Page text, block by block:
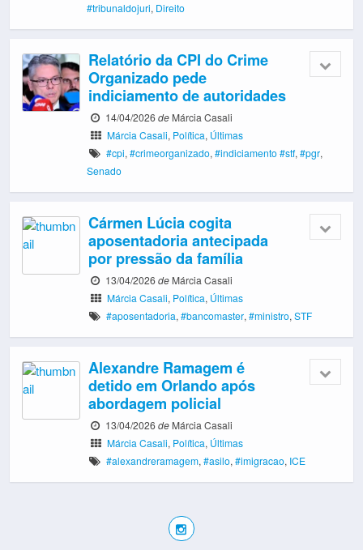
#tribunaldojuri, Direito
Relatório da CPI do Crime
Organizado pede
indiciamento de autoridades
14/04/2026de Márcia Casali
Márcia Casali, Política, Últimas
#cpi,#crimeorganizado,#indiciamento #stf,#pgr,
Senado
Cármen Lúcia cogita
aposentadoria antecipada
por pressão da família
13/04/2026de Márcia Casali
Márcia Casali, Política, Últimas
#aposentadoria,#bancomaster,#ministro,STF
Alexandre Ramagem é
detido em Orlando após
abordagem policial
13/04/2026de Márcia Casali
Márcia Casali, Política, Últimas
#alexandreramagem,#asilo,#imigracao, ICE